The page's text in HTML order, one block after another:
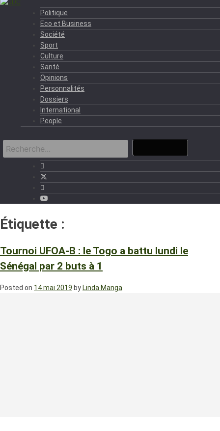
Politique
Eco et Business
Société
Sport
Culture
Santé
Opinions
Personnalités
Dossiers
International
People
Étiquette :
Tournoi UFOA-B : le Togo a battu lundi le
Sénégal par 2 buts à 1
Posted on 14 mai 2019 by Linda Manga